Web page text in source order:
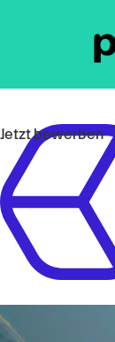
Jetzt bewerben